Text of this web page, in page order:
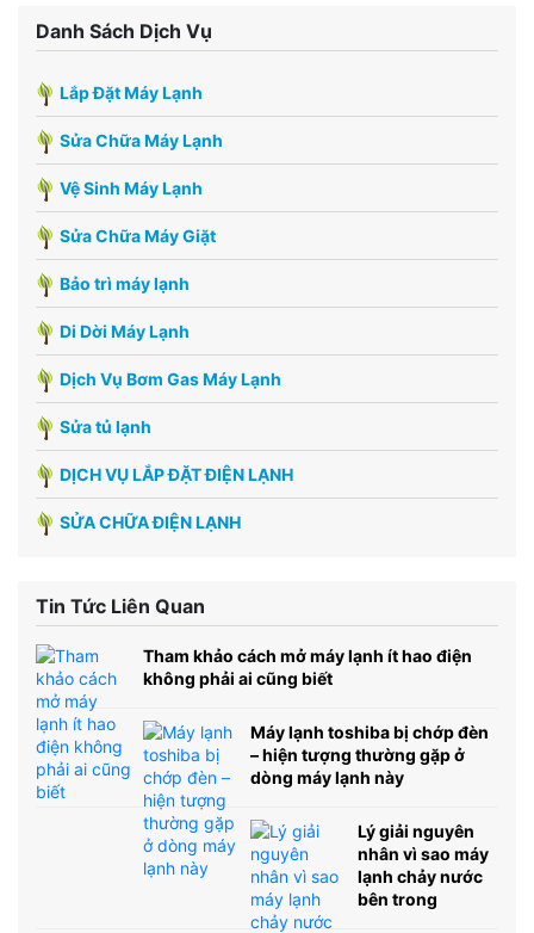
Danh Sách Dịch Vụ
Lắp Đặt Máy Lạnh
Sửa Chữa Máy Lạnh
Vệ Sinh Máy Lạnh
Sửa Chữa Máy Giặt
Bảo trì máy lạnh
Di Dời Máy Lạnh
Dịch Vụ Bơm Gas Máy Lạnh
Sửa tủ lạnh
DỊCH VỤ LẮP ĐẶT ĐIỆN LẠNH
SỬA CHỮA ĐIỆN LẠNH
Tin Tức Liên Quan
Tham khảo cách mở máy lạnh ít hao điện
không phải ai cũng biết
Máy lạnh toshiba bị chớp đèn
– hiện tượng thường gặp ở
dòng máy lạnh này
Lý giải nguyên
nhân vì sao máy
lạnh chảy nước
bên trong